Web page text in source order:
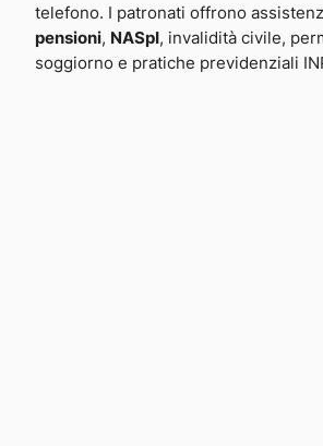
telefono. I patronati offrono
pensioni, NASpI , invalidità civile,
soggiorno e pratiche previdenziali